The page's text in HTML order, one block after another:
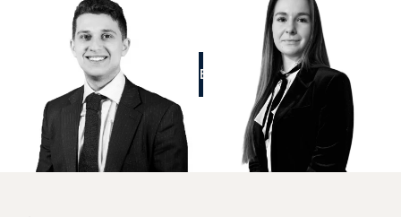
RUFEN SIE UNS AN